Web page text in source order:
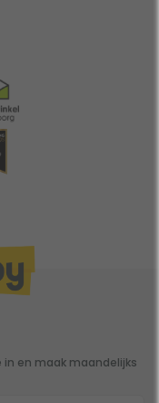
in en maak maandelijks